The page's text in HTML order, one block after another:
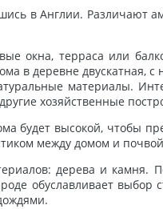
в Англии. Различают
окна, терраса или
в деревне двускатная, с
материалы.
хозяйственные
будет высокой, чтобы
между домом и
дерева и камня.
обуславливает выбор